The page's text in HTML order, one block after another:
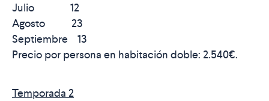
Julio 12
Agosto 23
Septiembre 13
Precio por persona en habitación doble: 2.540€.
Temporada 2